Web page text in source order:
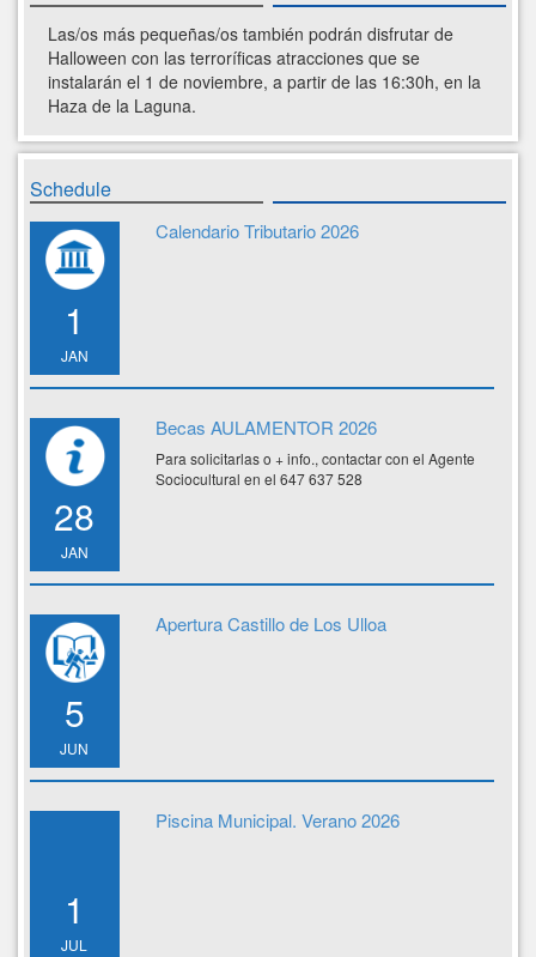
Las/os más pequeñas/os también podrán disfrutar de
Halloween con las terroríficas atracciones que se
instalarán el 1 de noviembre, a partir de las 16:30h, en la
Haza de la Laguna.
Schedule
1
JAN
Calendario Tributario 2026
28
JAN
Becas AULAMENTOR 2026
Para solicitarlas o + info., contactar con el Agente
Sociocultural en el 647 637 528
5
JUN
Apertura Castillo de Los Ulloa
1
JUL
Piscina Municipal. Verano 2026